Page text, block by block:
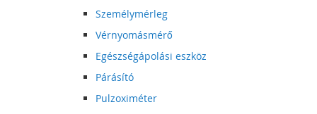
Személymérleg
Vérnyomásmérő
Egészségápolási eszköz
Párásító
Pulzoximéter